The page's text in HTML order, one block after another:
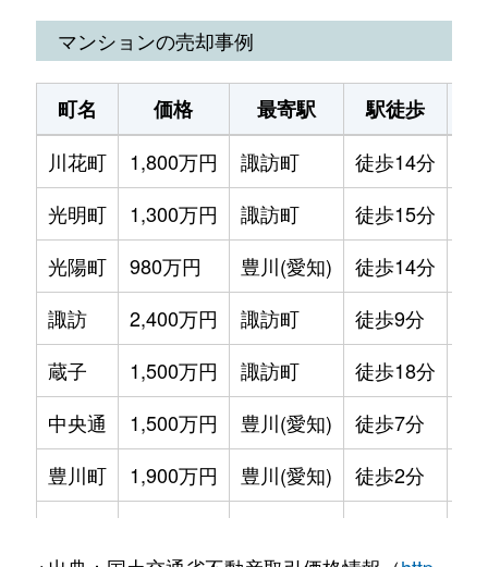
マンションの売却事例
町名 価格 最寄駅 駅徒歩
川花町
1,800万円 諏訪町 徒歩14分
光明町
1,300万円 諏訪町 徒歩15分
光陽町
980万円 豊川(愛知) 徒歩14分
諏訪
2,400万円 諏訪町 徒歩9分
蔵子
1,500万円 諏訪町 徒歩18分
中央通
1,500万円 豊川(愛知) 徒歩7分
豊川町
1,900万円 豊川(愛知) 徒歩2分